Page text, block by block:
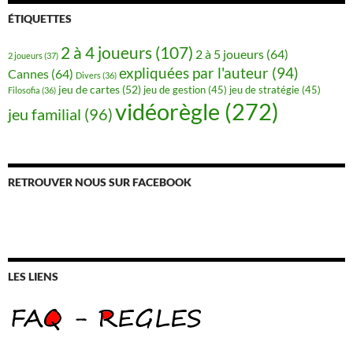
ÉTIQUETTES
2 joueurs(37) 2 à 4 joueurs (107) 2 à 5 joueurs (64)
Cannes (64) Divers(36) expliquées par l'auteur (94)
Filosofia (36) jeu de cartes (52) jeu de gestion (45) jeu de stratégie (45)
jeu familial (96)vidéorègle (272)
RETROUVER NOUS SUR FACEBOOK
LES LIENS